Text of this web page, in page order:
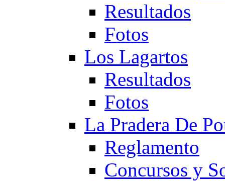
Resultados
Fotos
Los Lagartos
Resultados
Fotos
La Pradera De
Reglamento
Concursos y